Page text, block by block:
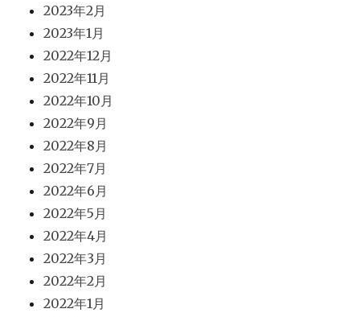
2023年2月
2023年1月
2022年12月
2022年11月
2022年10月
2022年9月
2022年8月
2022年7月
2022年6月
2022年5月
2022年4月
2022年3月
2022年2月
2022年1月